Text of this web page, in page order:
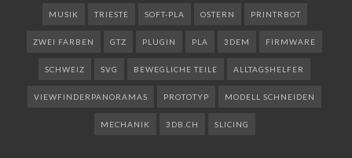
MUSIK TRIESTE SOFT-PLA OSTERN PRINTRBOT
ZWEI FARBEN GTZ PLUGIN PLA 3DEM FIRMWARE
SCHWEIZ SVG BEWEGLICHE TEILE ALLTAGSHELFER
VIEWFINDERPANORAMAS PROTOTYP MODELL SCHNEIDEN
MECHANIK 3DB.CH SLICING